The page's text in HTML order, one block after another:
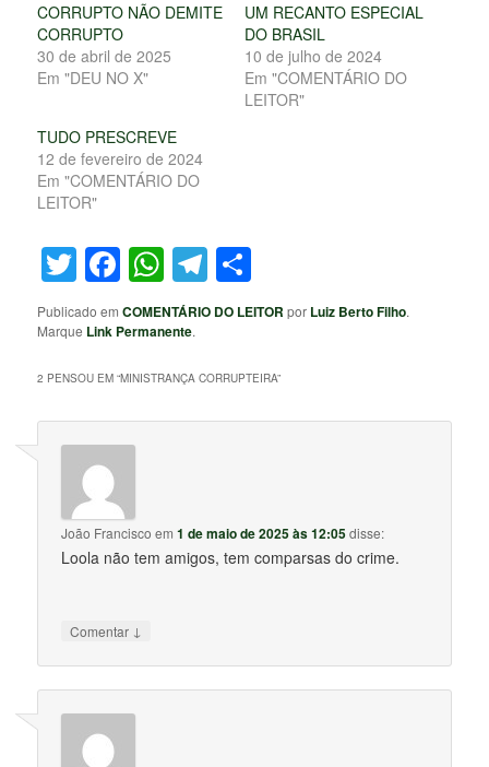
CORRUPTO NÃO DEMITE
CORRUPTO
30 de abril de 2025
Em "DEU NO X"
UM RECANTO ESPECIAL
DO BRASIL
10 de julho de 2024
Em "COMENTÁRIO DO
LEITOR"
TUDO PRESCREVE
12 de fevereiro de 2024
Em "COMENTÁRIO DO
LEITOR"
Twitter
Facebook
WhatsApp
Telegram
Publicado emCOMENTÁRIO DO LEITOR por Luiz Berto Filho.
Marque Link Permanente.
2 PENSOU EM “MINISTRANÇA CORRUPTEIRA”
João Francisco em1 de maio de 2025 às 12:05disse:
Loola não tem amigos, tem comparsas do crime.
Comentar ↓